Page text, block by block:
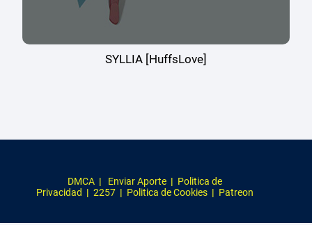
SYLLIA [HuffsLove]
DMCA | Enviar Aporte | Politica de
Privacidad | 2257 | Politica de Cookies | Patreon